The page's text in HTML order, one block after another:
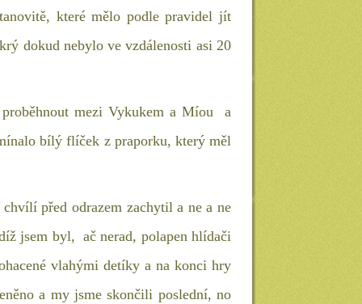
které mělo podle pravidel jít
dokud nebylo ve vzdálenosti asi 20
mezi Vykukem a Míou a
bílý flíček z praporku, který měl
před odrazem zachytil a ne a ne
jsem byl, ač nerad, polapen hlídači
vlahými detíky a na konci hry
a my jsme skončili poslední, no